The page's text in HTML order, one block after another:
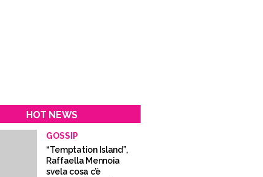
HOT NEWS
GOSSIP
“Temptation Island”,
Raffaella Mennoia
svela cosa c’è